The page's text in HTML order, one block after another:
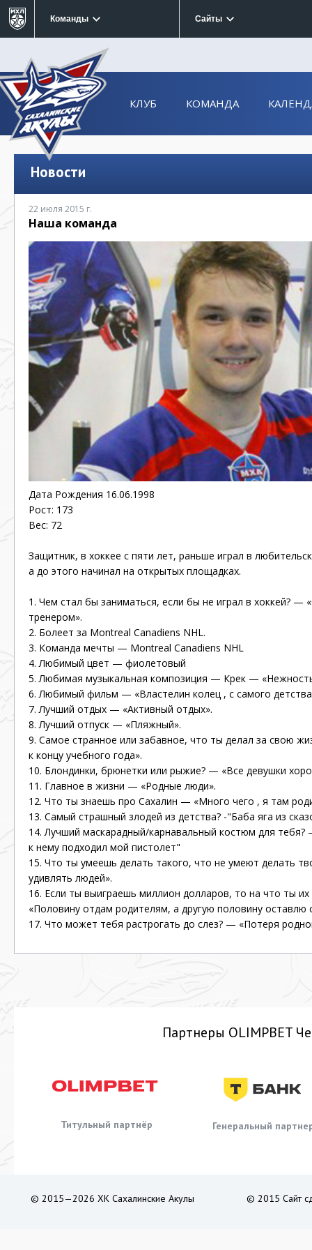
Команды Сайты
КЛУБ КОМАНДА
Новости
22 июля 2015 г.
Наша команда
Дата Рождения 16.06.1998
Рост: 173
Вес: 72
Защитник, в хоккее с пяти лет, раньше играл в
а до этого начинал на открытых площадках.
1. Чем стал бы заниматься, если бы не играл в хоккей? —
тренером».
2. Болеет за Montreal Canadiens NHL.
3. Команда мечты — Montreal Canadiens NHL
4. Любимый цвет — фиолетовый
5. Любимая музыкальная композиция — Крек —
6. Любимый фильм — «Властелин колец , с самого
7. Лучший отдых — «Активный отдых».
8. Лучший отпуск — «Пляжный».
9. Самое странное или забавное, что ты делал за свою
к концу учебного года».
10. Блондинки, брюнетки или рыжие? — «Все девушки
11. Главное в жизни — «Родные люди».
12. Что ты знаешь про Сахалин — «Много чего , я там
13. Самый страшный злодей из детства? -"Баба яга из
14. Лучший маскарадный/карнавальный костюм для
к нему подходил мой пистолет"
15. Что ты умеешь делать такого, что не умеют делать
удивлять людей».
16. Если ты выиграешь миллион долларов, то на что ты
«Половину отдам родителям, а другую половину оставлю
17. Что может тебя растрогать до слез? — «Потеря
Партнеры OLIMPBET
Титульный партнёр Генеральный
© 2015—2026 ХК Сахалинские Акулы © 2015 Сайт